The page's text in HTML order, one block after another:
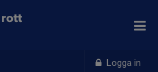
Logga in